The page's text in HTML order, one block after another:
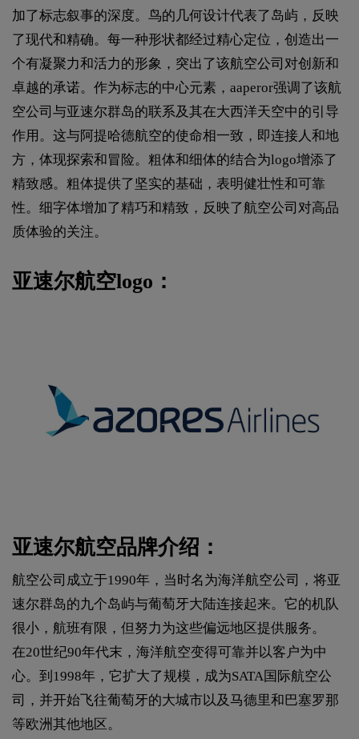
加了标志叙事的深度。鸟的几何设计代表了岛屿，反映
了现代和精确。每一种形状都经过精心定位，创造出一
个有凝聚力和活力的形象，突出了该航空公司对创新和
卓越的承诺。作为标志的中心元素，aaperor强调了该航
空公司与亚速尔群岛的联系及其在大西洋天空中的引导
作用。这与阿提哈德航空的使命相一致，即连接人和地
方，体现探索和冒险。粗体和细体的结合为logo增添了
精致感。粗体提供了坚实的基础，表明健壮性和可靠
性。细字体增加了精巧和精致，反映了航空公司对高品
质体验的关注。
亚速尔航空logo：
亚速尔航空品牌介绍：
航空公司成立于1990年，当时名为海洋航空公司，将亚
速尔群岛的九个岛屿与葡萄牙大陆连接起来。它的机队
很小，航班有限，但努力为这些偏远地区提供服务。
在20世纪90年代末，海洋航空变得可靠并以客户为中
心。到1998年，它扩大了规模，成为SATA国际航空公
司，并开始飞往葡萄牙的大城市以及马德里和巴塞罗那
等欧洲其他地区。